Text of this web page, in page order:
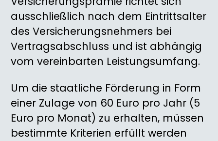
ausschließlich nach dem Eintrittsalter
des Versicherungsnehmers bei
Vertragsabschluss und ist abhängig
vom vereinbarten Leistungsumfang.
Um die staatliche Förderung in Form
einer Zulage von 60 Euro pro Jahr (5
Euro pro Monat) zu erhalten, müssen
bestimmte Kriterien erfüllt werden